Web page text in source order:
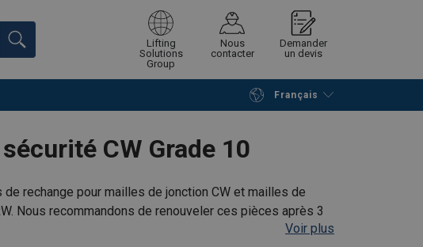
Lifting
Solutions
Group
Nous
contacter
Demander
un devis
Français
Poursuivre Envoyer demande
CW Grade 10
de rechange pour mailles de jonction CW et mailles de
Nous recommandons de renouveler ces pièces après 3
Voir plus